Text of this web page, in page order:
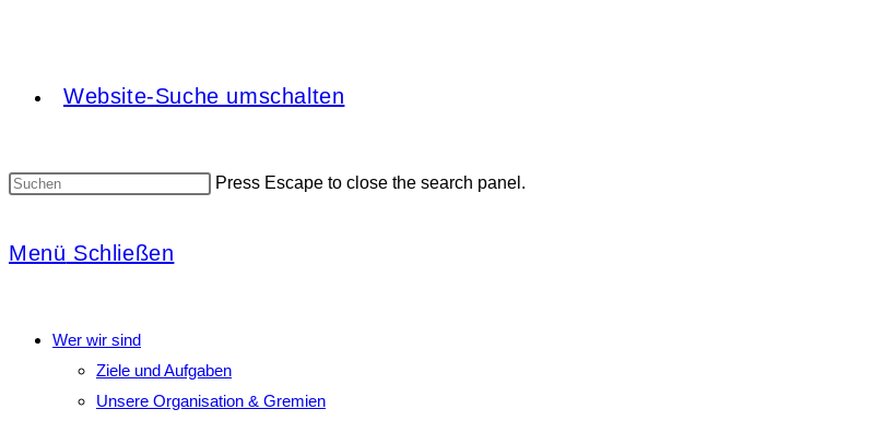
Website-Suche umschalten
Press Escape to close the search panel.
Menü Schließen
Wer wir sind
Ziele und Aufgaben
Unsere Organisation & Gremien